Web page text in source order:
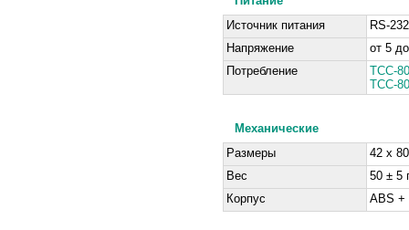
Источник питания
RS-
Напряжение
от 5
Потребление
TCC-
TCC-
Механические
Размеры
42 x
Вес
50 ± 5
Корпус
ABS +